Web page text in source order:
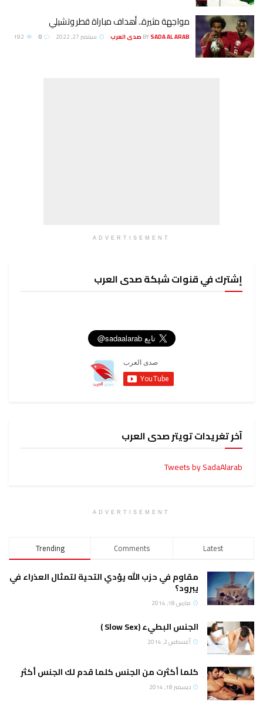
مواجهة مثيرة.. أهداف مباراة قطر وتشيلي
BYSADA AL ARAB صدى العرب سبتمبر 27, 2022
ADVERTISEMENT
إشترك في قنوات شبكة صدى العرب
آخر تغريدات تويتر صدى العرب
Tweets by SadaAlarab
ADVERTISEMENT
Trending Comments Latest
مقاوم في حزب الله يؤدي التحية لتمثال العذراء في
يبرود؟
مارس 18, 2014
الجنس البطيء (Slow Sex )
أغسطس 2, 2014
كلما أكثرت من الجنس كلما قدم لك الجنس أكثر
ديسمبر 18, 2014